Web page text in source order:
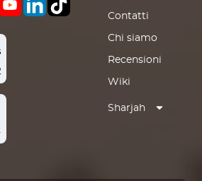
Contatti
Chi siamo
Recensioni
Wiki
Sharjah